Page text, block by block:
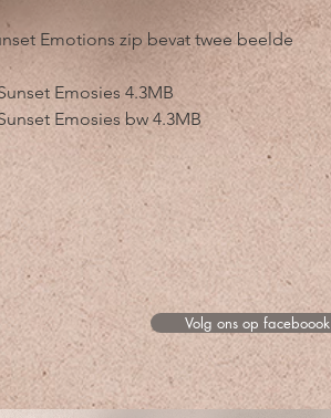
Emotions zip bevat twee beelde
Emosies 4.3MB
Emosies bw 4.3MB
Volg ons op faceboook